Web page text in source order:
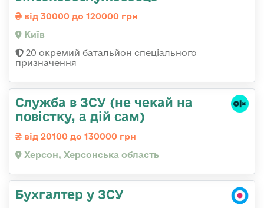
від 30000 до 120000 грн
Київ
20 окремий батальйон спеціального
призначення
Служба в ЗСУ (не чекай на
повістку, а дій сам)
від 20100 до 130000 грн
Херсон, Херсонська область
Бухгалтер у ЗСУ